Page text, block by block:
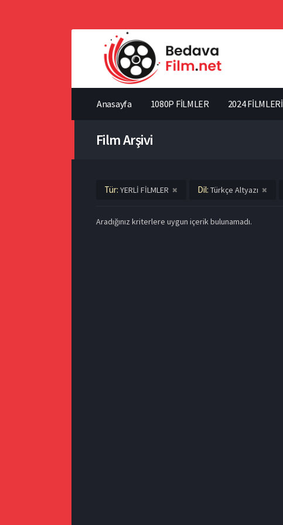
Anasayfa 1080P FİLMLER 2024 FİLMLERİ
Film Arşivi
Tür: YERLİ FİLMLER Dil: Türkçe Altyazı
Aradığınız kriterlere uygun içerik bulunamadı.